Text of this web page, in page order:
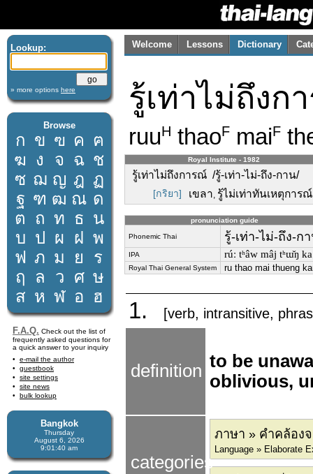
Lookup:
» more options here
Browse
ก ข ฃ ค ฅ
ฆ ง จ ฉ ช
ซ ฌ ญ ฎ ฏ
ฐ ฑ ฒ ณ ด
ต ถ ท ธ น
บ ป ผ ฝ พ
ฟ ภ ม ย
ร
ฤ
ล ว ศ ษ
ส ห ฬ อ ฮ
F.A.Q. Check out the list of
frequently asked questions for
a quick answer to your inquiry
e-mail the author
guestbook
site settings
site news
bulk lookup
Bangkok
Thursday
August 6, 2026
9:01:40 am
Welcome Lessons Dictionary
รู้เท่าไม่ถึงก
ruuH thaoF maiF
Royal Institute - 1982
รู้เท่าไม่ถึงการณ์ /รู้-เท่า-ไม่-ถึง-กาน/
[กริยา] เขลา, รู้ไม่เท่าทันเหตุการ
pronunciation guide
Phonemic Thai รู้-เท่า-ไม่-ถึง-ก
IPA rúː tʰâw mâj tʰɯ̌ŋ
Royal Thai General System ru thao mai thueng
1. [verb, intransitive,
definition to be
oblivious,
categories
ภาษา » คำคล้อง
Language » Elaborate